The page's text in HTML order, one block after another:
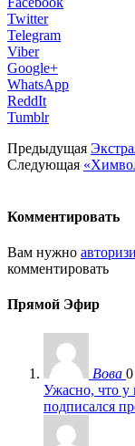
Twitter
Telegram
Viber
Google+
WhatsApp
ReddIt
Tumblr
Предыдущая
Следующая
Комментировать
Вам нужно
комментировать
Прямой Эфир
Вова 0
Ужасно, что у
подписался